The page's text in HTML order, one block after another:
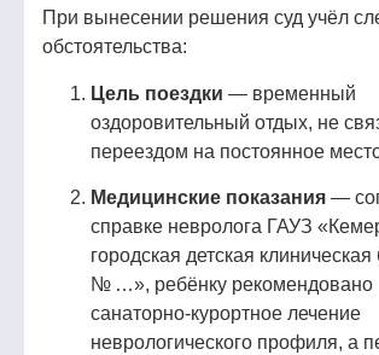
При вынесении решения суд учёл
обстоятельства:
Цель поездки — временный
оздоровительный отдых, не
переездом на постоянное
Медицинские показания —
справке невролога ГАУЗ
городская детская
№ …», ребёнку рекомендовано
санаторно‑курортное лечение
неврологического профиля, а